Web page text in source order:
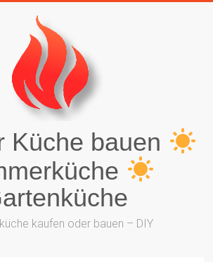
Küche bauen
kaufen oder bauen – DIY